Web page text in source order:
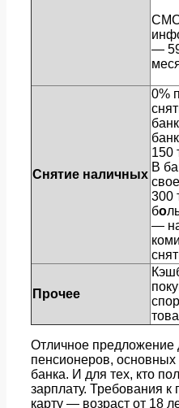
—
Снятие наличных
0%
150
В
300
бо
—
Прочее
Отличное предложение
пенсионеров, основных
банка. И для тех, кто
зарплату. Требования
карту — возраст от 18